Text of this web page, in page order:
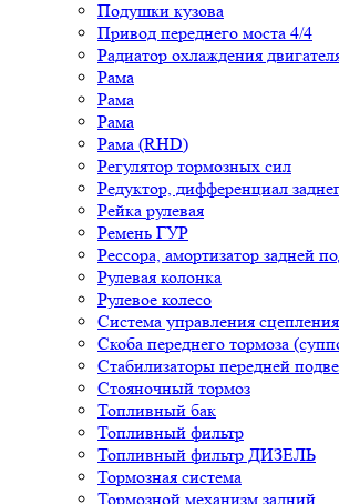
Подушки кузова
Привод переднего моста 4/4
Радиатор охлаждения
Рама
Рама
Рама
Рама (RHD)
Регулятор тормозных сил
Редуктор, дифференциал
Рейка рулевая
Ремень ГУР
Рессора, амортизатор задней
Рулевая колонка
Рулевое колесо
Система управления сцепления
Скоба переднего тормоза
Стабилизаторы передней
Стояночный тормоз
Топливный бак
Топливный фильтр
Топливный фильтр ДИЗЕЛЬ
Тормозная система
Тормозной механизм задний